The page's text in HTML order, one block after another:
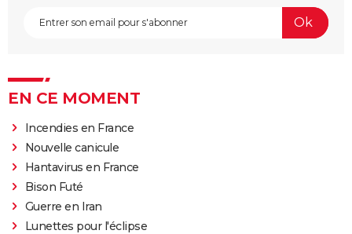
EN CE MOMENT
Incendies en France
Nouvelle canicule
Hantavirus en France
Bison Futé
Guerre en Iran
Lunettes pour l'éclipse